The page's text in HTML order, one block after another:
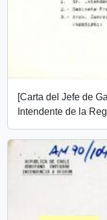
[Carta del Jefe de
Intendente de la